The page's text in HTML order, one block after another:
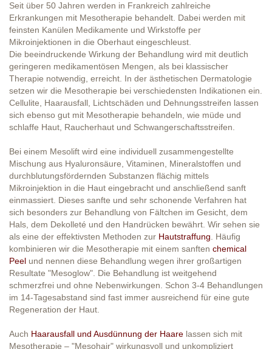
Seit über 50 Jahren werden in Frankreich zahlreiche
Erkrankungen mit Mesotherapie behandelt. Dabei werden mit
feinsten Kanülen Medikamente und Wirkstoffe per
Mikroinjektionen in die Oberhaut eingeschleust.
Die beeindruckende Wirkung der Behandlung wird mit deutlich
geringeren medikamentösen Mengen, als bei klassischer
Therapie notwendig, erreicht. In der ästhetischen Dermatologie
setzen wir die Mesotherapie bei verschiedensten Indikationen ein.
Cellulite, Haarausfall, Lichtschäden und Dehnungsstreifen lassen
sich ebenso gut mit Mesotherapie behandeln, wie müde und
schlaffe Haut, Raucherhaut und Schwangerschaftsstreifen.
Bei einem Mesolift wird eine individuell zusammengestellte
Mischung aus Hyaluronsäure, Vitaminen, Mineralstoffen und
durchblutungsfördernden Substanzen flächig mittels
Mikroinjektion in die Haut eingebracht und anschließend sanft
einmassiert. Dieses sanfte und sehr schonende Verfahren hat
sich besonders zur Behandlung von Fältchen im Gesicht, dem
Hals, dem Dekolleté und den Handrücken bewährt. Wir sehen sie
als eine der effektivsten Methoden zur Hautstraffung . Häufig
kombinieren wir die Mesotherapie mit einem sanften chemical
Peel und nennen diese Behandlung wegen ihrer großartigen
Resultate "Mesoglow". Die Behandlung ist weitgehend
schmerzfrei und ohne Nebenwirkungen. Schon 3-4 Behandlungen
im 14-Tagesabstand sind fast immer ausreichend für eine gute
Regeneration der Haut.
Auch Haarausfall und Ausdünnung der Haare lassen sich mit
Mesotherapie – "Mesohair" wirkungsvoll und unkompliziert